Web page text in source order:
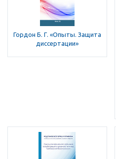
Гордон Б. Г. «Опыты. Защита
диссертации»